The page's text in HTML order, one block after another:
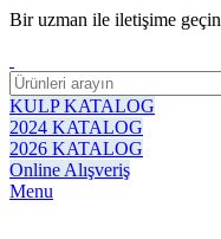
Bir uzman ile iletişime geçin
KULP KATALOG
2024 KATALOG
2026 KATALOG
Online Alışveriş
Menu